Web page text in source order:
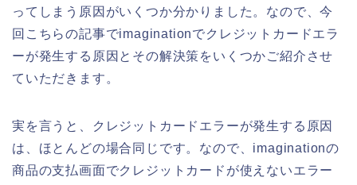
ってしまう原因がいくつか分かりました。なので、今
回こちらの記事でimaginationでクレジットカードエラ
ーが発生する原因とその解決策をいくつかご紹介させ
ていただきます。
実を言うと、クレジットカードエラーが発生する原因
は、ほとんどの場合同じです。なので、imaginationの
商品の支払画面でクレジットカードが使えないエラー